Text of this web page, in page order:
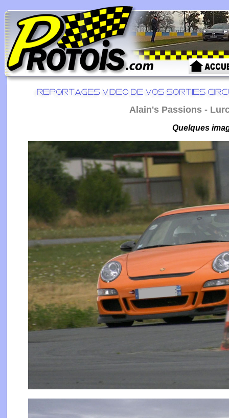
Alain's Passions -
Quelques